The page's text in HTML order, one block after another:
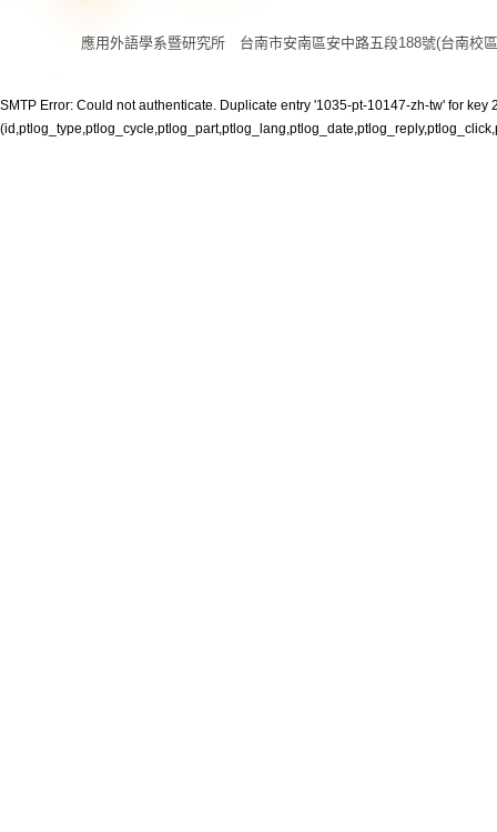
應用外語學系暨研究所 台南市安南區安中路五段188號(台南
SMTP Error: Could not authenticate. Duplicate entry '1035-pt-10147-zh-tw' for key